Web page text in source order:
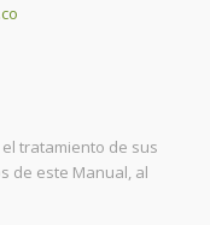
tratamiento de sus
de este Manual, al